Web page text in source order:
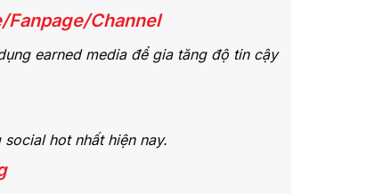
Fanpage/Channel
earned media để gia tăng độ tin cậy
hot nhất hiện nay.